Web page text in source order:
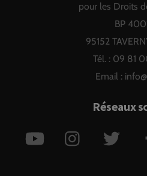
pour les Droits
BP
95152
Tél. : 09 81
Email :
Réseaux
YouTube Instagram